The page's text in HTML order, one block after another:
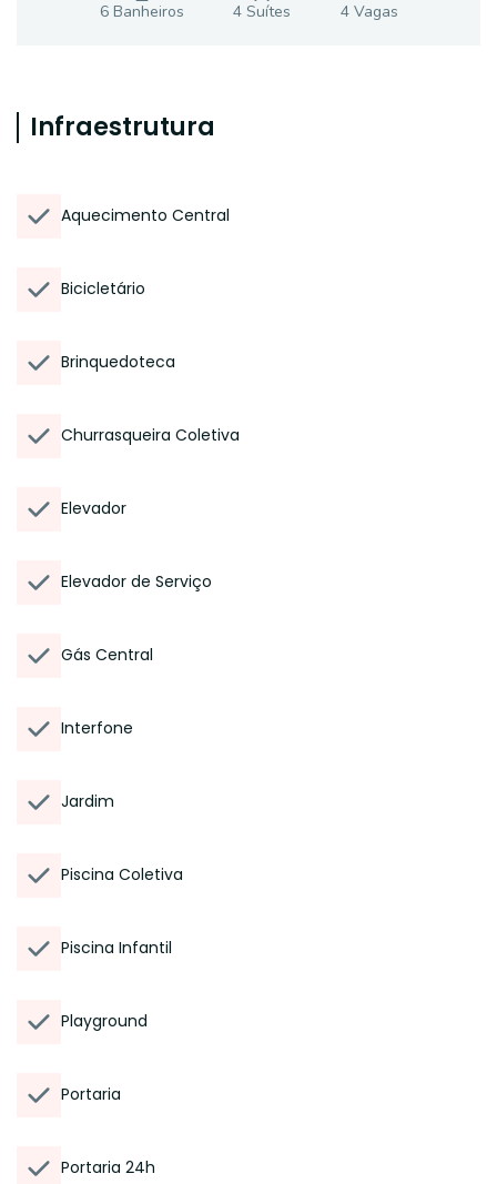
6Banheiros 4 Suítes 4Vagas
Infraestrutura
Aquecimento Central
Bicicletário
Brinquedoteca
Churrasqueira Coletiva
Elevador
Elevador de Serviço
Gás Central
Interfone
Jardim
Piscina Coletiva
Piscina Infantil
Playground
Portaria
Portaria 24h